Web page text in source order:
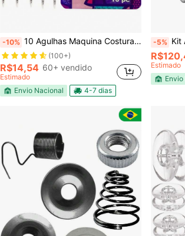
-10% 10 Agulhas Maquina Costura Domética Caseira 90/14 Especial
(100+)
R$14,54 60+ vendido
Estimado
Envio Nacional
4-7 dias
-5% Kit
Estimado